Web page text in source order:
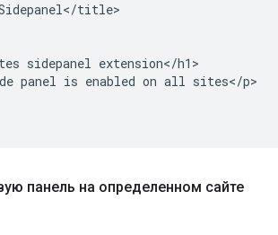
title>
sidepanel extension</h1>
panel is enabled on all sites</p>
панель на определенном сайте